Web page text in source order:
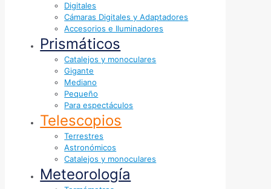
Digitales
Cámaras Digitales y Adaptadores
Accesorios e Iluminadores
Prismáticos
Catalejos y monoculares
Gigante
Mediano
Pequeño
Para espectáculos
Telescopios
Terrestres
Astronómicos
Catalejos y monoculares
Meteorología